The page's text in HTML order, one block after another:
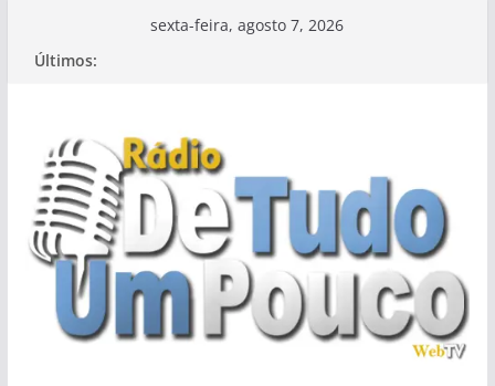
sexta-feira, agosto 7, 2026
Últimos: